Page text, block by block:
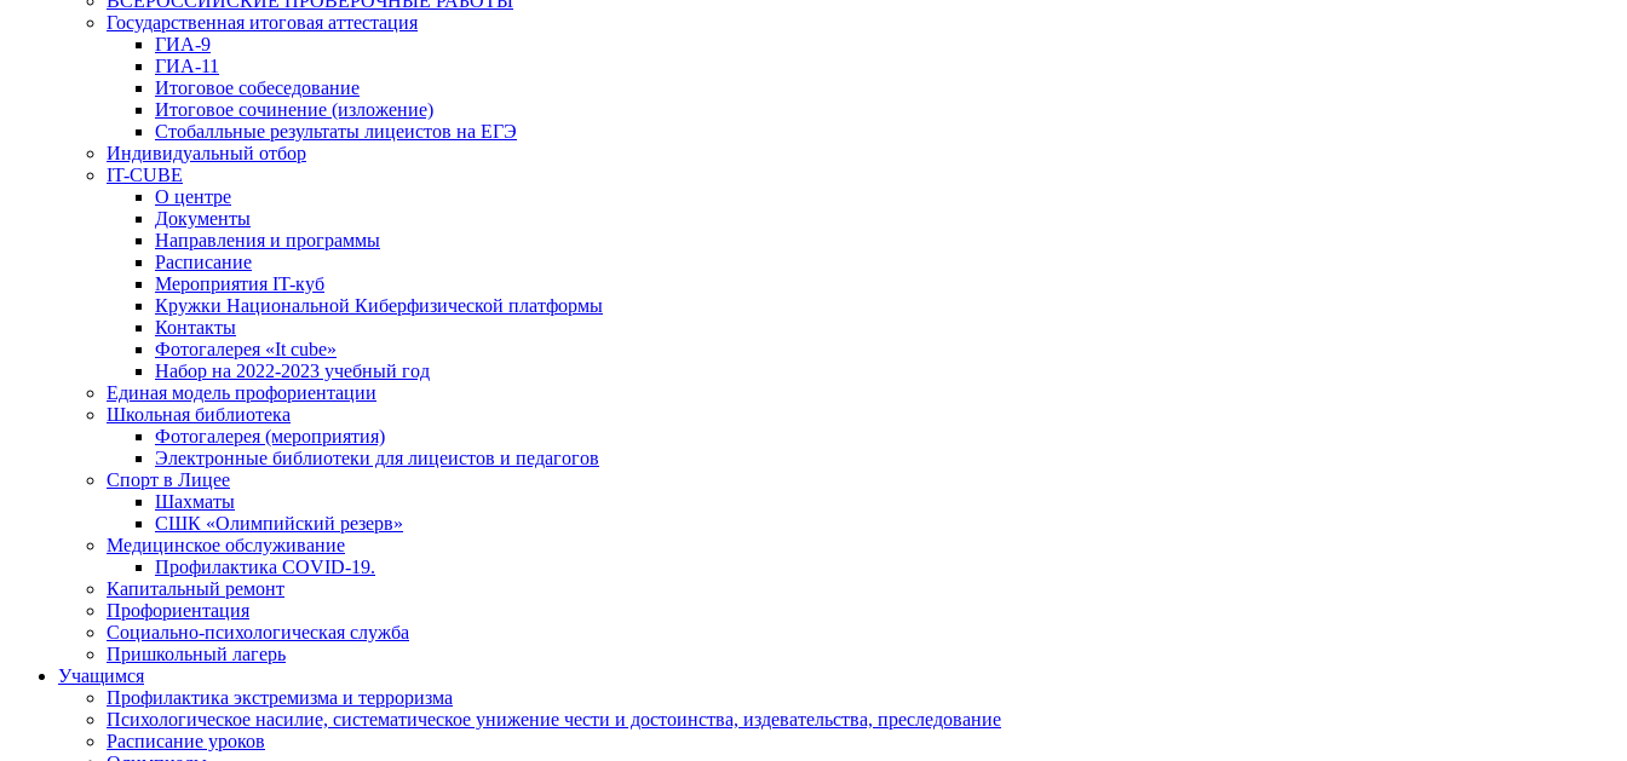
Государственная итоговая аттестация
ГИА-9
ГИА-11
Итоговое собеседование
Итоговое сочинение (изложение)
Стобалльные результаты лицеистов на ЕГЭ
Индивидуальный отбор
IT-CUBE
О центре
Документы
Направления и программы
Расписание
Мероприятия IT-куб
Кружки Национальной Киберфизической платформы
Контакты
Фотогалерея «It cube»
Набор на 2022-2023 учебный год
Единая модель профориентации
Школьная библиотека
Фотогалерея (мероприятия)
Электронные библиотеки для лицеистов и педагогов
Спорт в Лицее
Шахматы
СШК «Олимпийский резерв»
Медицинское обслуживание
Профилактика COVID-19.
Капитальный ремонт
Профориентация
Социально-психологическая служба
Пришкольный лагерь
Учащимся
Профилактика экстремизма и терроризма
Психологическое насилие, систематическое унижение чести и достоинства, издевательства, преследование
Расписание уроков